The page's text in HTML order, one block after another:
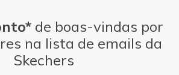
de boas-vindas por
na lista de emails da
Skechers